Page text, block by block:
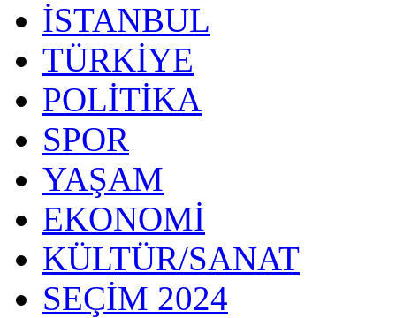
İSTANBUL
TÜRKİYE
POLİTİKA
SPOR
YAŞAM
EKONOMİ
KÜLTÜR/SANAT
SEÇİM 2024